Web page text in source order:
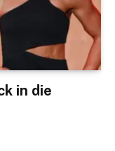
in die